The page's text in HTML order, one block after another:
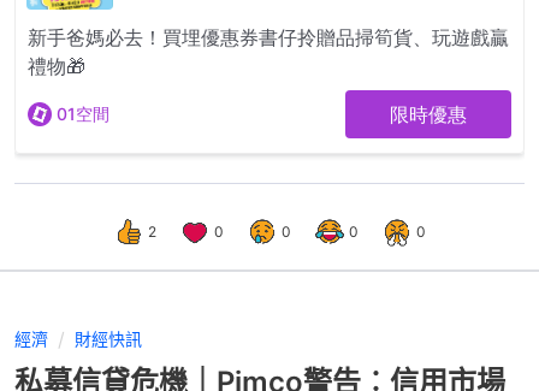
2 0 0 0 0
經濟 財經快訊
私募信貸危機｜Pimco警告︰信用市場